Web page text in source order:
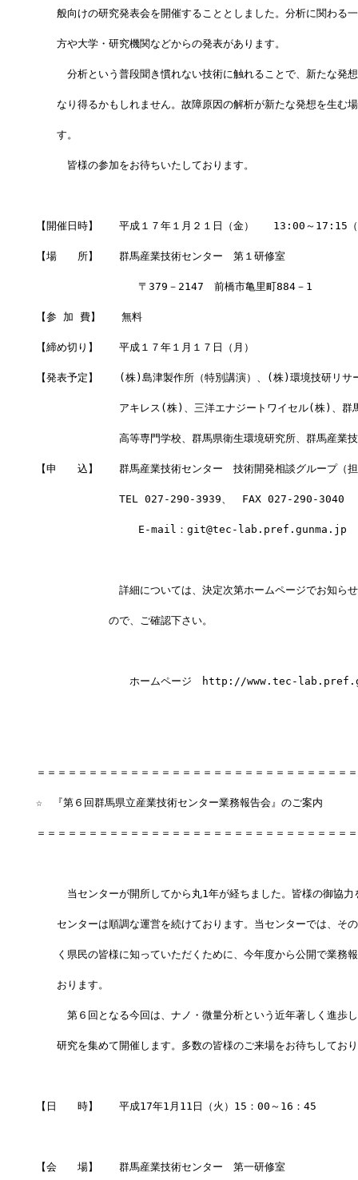
般向けの研究発表会を開催することとしました。分析に関わる
方や大学・研究機関などからの発表があります。
分析という普段聞き慣れない技術に触れることで、新たな発想
なり得るかもしれません。故障原因の解析が新たな発想を生む
す。
皆様の参加をお待ちいたしております。
【開催日時】　　平成１７年１月２１日（金）   13:00～17:15
【場　　所】　　群馬産業技術センター　第１研修室
                〒379－2147　前橋市亀里町884－1
【参 加 費】　　無料
【締め切り】　　平成１７年１月１７日（月）
【発表予定】　　(株)島津製作所（特別講演）、(株)環境技研リサ
アキレス(株)、三洋エナジートワイセル(株)、群馬
高等専門学校、群馬県衛生環境研究所、群馬産業技
【申　　込】　　群馬産業技術センター　技術開発相談グループ（
TEL 027-290-3939、　FAX 027-290-3040
                E-mail：git@tec-lab.pref.gunma.jp
詳細については、決定次第ホームページでお知らせ
ので、ご確認下さい。
ホームページ　http://www.tec-
＝＝＝＝＝＝＝＝＝＝＝＝＝＝＝＝＝＝＝＝＝＝＝＝＝＝＝＝＝＝
☆　『第６回群馬県立産業技術センター業務報告会』のご案内
＝＝＝＝＝＝＝＝＝＝＝＝＝＝＝＝＝＝＝＝＝＝＝＝＝＝＝＝＝＝
当センターが開所してから丸1年が経ちました。皆様の御協力
センターは順調な運営を続けております。当センターでは、そ
く県民の皆様に知っていただくために、今年度から公開で業務
おります。
第６回となる今回は、ナノ・微量分析という近年著しく進歩し
研究を集めて開催します。多数の皆様のご来場をお待ちしてお
【日　　時】　　平成17年1月11日（火）15：00～16：45
【会　　場】　　群馬産業技術センター　第一研修室